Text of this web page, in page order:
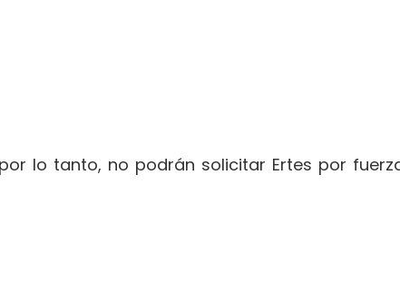
lo tanto, no podrán solicitar Ertes por